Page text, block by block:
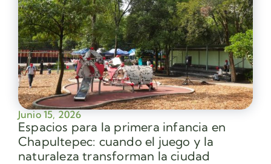
Junio 15, 2026
Espacios para la primera infancia en
Chapultepec: cuando el juego y la
naturaleza transforman la ciudad